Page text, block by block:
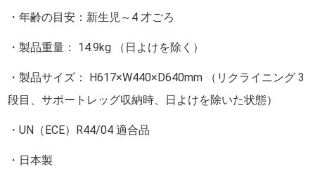
・年齢の目安：新生児～4 才ごろ
・製品重量： 14.9kg （日よけを除く）
・製品サイズ： H617×W440×D640mm （リクライニング 3
段目、サポートレッグ収納時、日よけを除いた状態）
・UN（ECE）R44/04 適合品
・日本製